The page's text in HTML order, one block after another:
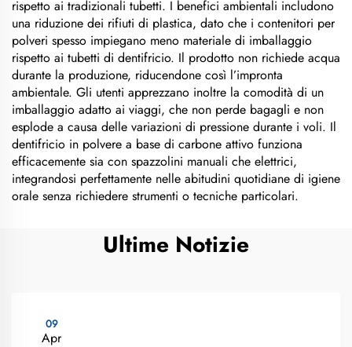
rispetto ai tradizionali tubetti. I benefici ambientali includono
una riduzione dei rifiuti di plastica, dato che i contenitori per
polveri spesso impiegano meno materiale di imballaggio
rispetto ai tubetti di dentifricio. Il prodotto non richiede acqua
durante la produzione, riducendone così l’impronta
ambientale. Gli utenti apprezzano inoltre la comodità di un
imballaggio adatto ai viaggi, che non perde bagagli e non
esplode a causa delle variazioni di pressione durante i voli. Il
dentifricio in polvere a base di carbone attivo funziona
efficacemente sia con spazzolini manuali che elettrici,
integrandosi perfettamente nelle abitudini quotidiane di igiene
orale senza richiedere strumenti o tecniche particolari.
Ultime Notizie
09
Apr